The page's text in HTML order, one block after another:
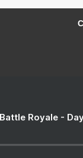
Royale -